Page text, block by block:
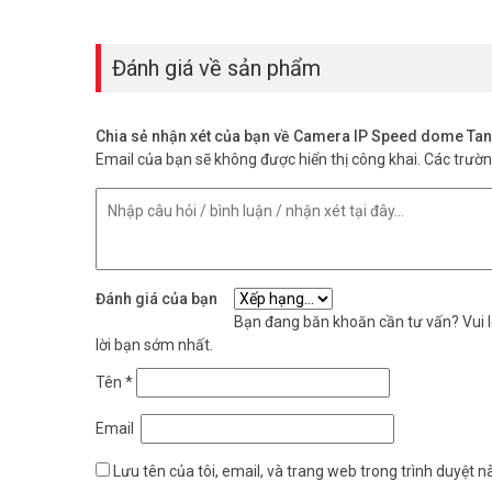
– Hỗ trợ tính năng HybirdLight
– Hỗ trợ dịch vụ hik-connect, tên miền cameraddns.
– Tiêu chuẩn IP66
– Kích thước: 134 mm × 213.5 mm × 291.7 mm
– Trọng lượng: 1Kg
– Xuất xứ: Trung Quốc
– Bảo hành: 24 tháng
Camera TandemVu Hikvision DS-
Camera có hai ống kính độc lập hoạt động cùng lúc.
hình 2K 4MP rõ nét.
Camera có ghi màu ban đêm không?
Có, nhờ độ nhạy sáng 0.005 Lux và công nghệ
quả đạt 30 mét.
300 điểm preset dùng để làm gì?
Đánh giá về sản phẩm
Chia sẻ nhận xét của bạn về Camera IP Speed dome
Email của bạn sẽ không được hiển thị công khai. Các
Đánh giá của bạn
Bạn đang băn khoăn cần tư vấn? Vui
lời bạn sớm nhất.
Tên *
Email
Lưu tên của tôi, email, và trang web trong trình duyệt